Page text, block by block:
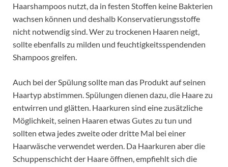
Haarshampoos nutzt, da in festen Stoffen keine Bakterien
wachsen können und deshalb Konservatierungsstoffe
nicht notwendig sind. Wer zu trockenen Haaren neigt,
sollte ebenfalls zu milden und feuchtigkeitsspendenden
Shampoos greifen.
Auch bei der Spülung sollte man das Produkt auf seinen
Haartyp abstimmen. Spülungen dienen dazu, die Haare zu
entwirren und glätten. Haarkuren sind eine zusätzliche
Möglichkeit, seinen Haaren etwas Gutes zu tun und
sollten etwa jedes zweite oder dritte Mal bei einer
Haarwäsche verwendet werden. Da Haarkuren aber die
Schuppenschicht der Haare öffnen, empfiehlt sich die